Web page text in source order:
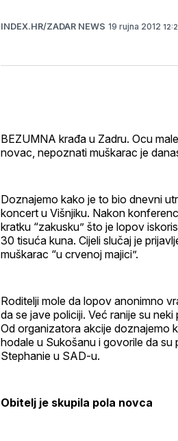
INDEX.HR/ZADAR NEWS 19 rujna 2012
BEZUMNA krađa u Zadru. Ocu
novac, nepoznati muškarac je
Doznajemo kako je to bio dnevni
koncert u Višnjiku. Nakon
kratku “zakusku” što je lopov
30 tisuća kuna. Cijeli slučaj je
muškarac “u crvenoj majici”.
Roditelji mole da lopov anonimno
da se jave policiji. Već ranije su
Od organizatora akcije doznajemo
hodale u Sukošanu i govorile da su
Stephanie u SAD-u.
Obitelj je skupila pola novca